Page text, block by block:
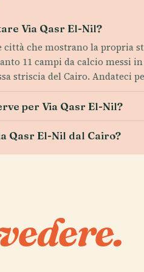
Via Qasr El-Nil?
città che mostrano la propria
11 campi da calcio messi
striscia del Cairo. Andateci
per Via Qasr El-Nil?
Qasr El-Nil dal Cairo?